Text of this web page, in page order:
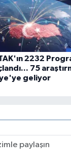
2232
75
geliyor